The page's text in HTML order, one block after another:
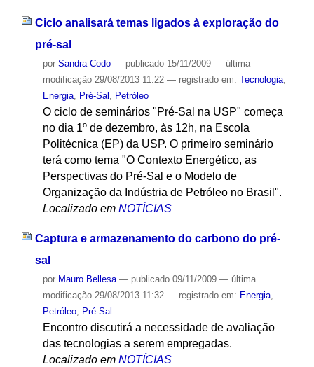
Ciclo analisará temas ligados à exploração do
pré-sal
por Sandra Codo — publicado15/11/2009 — última
modificação29/08/2013 11:22 — registrado em: Tecnologia,
Energia, Pré-Sal , Petróleo
O ciclo de seminários "Pré-Sal na USP" começa
no dia 1º de dezembro, às 12h, na Escola
Politécnica (EP) da USP. O primeiro seminário
terá como tema "O Contexto Energético, as
Perspectivas do Pré-Sal e o Modelo de
Organização da Indústria de Petróleo no Brasil".
Localizado em NOTÍCIAS
Captura e armazenamento do carbono do pré-
sal
por Mauro Bellesa — publicado09/11/2009 — última
modificação29/08/2013 11:32 — registrado em: Energia,
Petróleo, Pré-Sal
Encontro discutirá a necessidade de avaliação
das tecnologias a serem empregadas.
Localizado em NOTÍCIAS